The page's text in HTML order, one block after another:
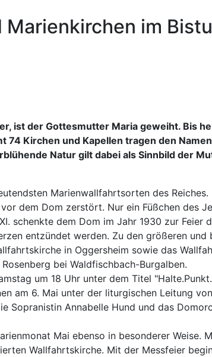
im
ist der Gottesmutter Maria geweiht. Bis
74 Kirchen und Kapellen tragen den
Natur gilt dabei als Sinnbild der
Marienwallfahrtsorten des
dem Dom zerstört. Nur ein Füßchen des
schenkte dem Dom im Jahr 1930 zur
entzündet werden. Zu den größeren
in Oggersheim sowie das
bei Waldfischbach-Burgalben.
um 18 Uhr unter dem Titel
am 6. Mai unter der liturgischen Leitung
Sopranistin Annabelle Hund und das
Mai ebenso in besonderer Weise.
Wallfahrtskirche. Mit der Messfeier